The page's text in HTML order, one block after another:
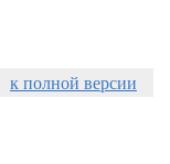
к полной версии